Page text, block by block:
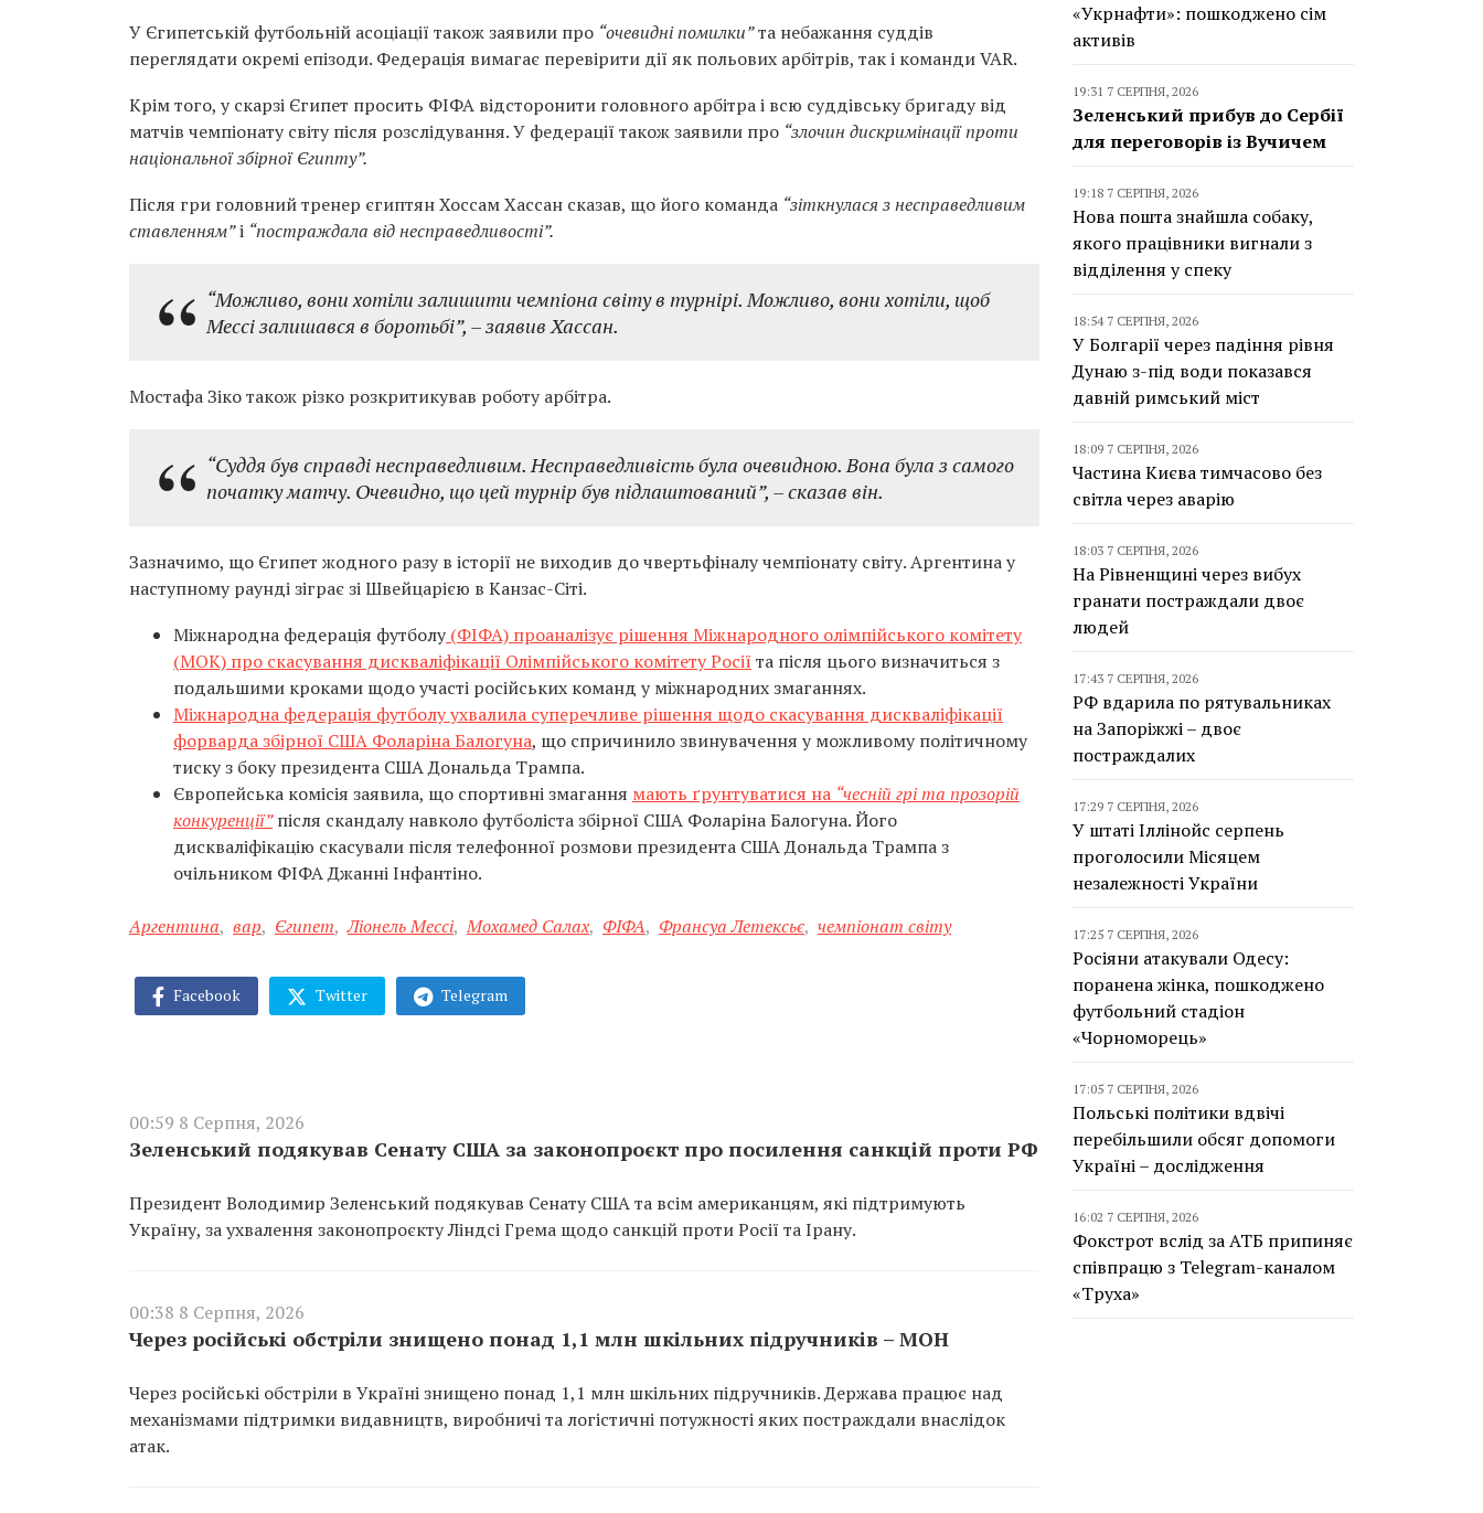
У Єгипетській футбольній асоціації також заявили про “очевидні помилки”та небажання суддів
переглядати окремі епізоди. Федерація вимагає перевірити дії як польових арбітрів, так і команди VAR.
Крім того, у скарзі Єгипет просить ФІФА відсторонити головного арбітра і всю суддівську бригаду від
матчів чемпіонату світу після розслідування. У федерації також заявили про “злочин дискримінації проти
національної збірної Єгипту”.
Після гри головний тренер єгиптян Хоссам Хассан сказав, що його команда “зіткнулася з несправедливим
ставленням”і “постраждала від несправедливості”.
“Можливо, вони хотіли залишити чемпіона світу в турнірі. Можливо, вони хотіли, щоб
Мессі залишався в боротьбі”, – заявив Хассан.
Мостафа Зіко також різко розкритикував роботу арбітра.
“Суддя був справді несправедливим. Несправедливість була очевидною. Вона була з самого
початку матчу. Очевидно, що цей турнір був підлаштований”, – сказав він.
Зазначимо, що Єгипет жодного разу в історії не виходив до чвертьфіналу чемпіонату світу. Аргентина у
наступному раунді зіграє зі Швейцарією в Канзас-Сіті.
Міжнародна федерація футболу(ФІФА) проаналізує рішення Міжнародного олімпійського комітету
(МОК) про скасування дискваліфікації Олімпійського комітету Росії та після цього визначиться з
подальшими кроками щодо участі російських команд у міжнародних змаганнях.
Міжнародна федерація футболу ухвалила суперечливе рішення щодо скасування дискваліфікації
форварда збірної США Фоларіна Балогуна, що спричинило звинувачення у можливому політичному
тиску з боку президента США Дональда Трампа.
Європейська комісія заявила, що спортивні змагання мають ґрунтуватися на “чесній грі та прозорій
конкуренції”після скандалу навколо футболіста збірної США Фоларіна Балогуна. Його
дискваліфікацію скасували після телефонної розмови президента США Дональда Трампа з
очільником ФІФА Джанні Інфантіно.
Аргентина, вар, Єгипет, Ліонель Мессі, Мохамед Салах, ФІФА, Франсуа Летексьє, чемпіонат світу
Facebook Twitter Telegram
00:59 8 Серпня, 2026
Зеленський подякував Сенату США за законопроєкт про посилення санкцій проти РФ
Президент Володимир Зеленський подякував Сенату США та всім американцям, які підтримують
Україну, за ухвалення законопроєкту Ліндсі Грема щодо санкцій проти Росії та Ірану.
00:38 8 Серпня, 2026
Через російські обстріли знищено понад 1,1 млн шкільних підручників – МОН
Через російські обстріли в Україні знищено понад 1,1 млн шкільних підручників. Держава працює над
механізмами підтримки видавництв, виробничі та логістичні потужності яких постраждали внаслідок
атак.
«Укрнафти»: пошкоджено сім
активів
19:31 7 СЕРПНЯ, 2026
Зеленський прибув до Сербії
для переговорів із Вучичем
19:18 7 СЕРПНЯ, 2026
Нова пошта знайшла собаку,
якого працівники вигнали з
відділення у спеку
18:54 7 СЕРПНЯ, 2026
У Болгарії через падіння рівня
Дунаю з-під води показався
давній римський міст
18:09 7 СЕРПНЯ, 2026
Частина Києва тимчасово без
світла через аварію
18:03 7 СЕРПНЯ, 2026
На Рівненщині через вибух
гранати постраждали двоє
людей
17:43 7 СЕРПНЯ, 2026
РФ вдарила по рятувальниках
на Запоріжжі – двоє
постраждалих
17:29 7 СЕРПНЯ, 2026
У штаті Іллінойс серпень
проголосили Місяцем
незалежності України
17:25 7 СЕРПНЯ, 2026
Росіяни атакували Одесу:
поранена жінка, пошкоджено
футбольний стадіон
«Чорноморець»
17:05 7 СЕРПНЯ, 2026
Польські політики вдвічі
перебільшили обсяг допомоги
Україні – дослідження
16:02 7 СЕРПНЯ, 2026
Фокстрот вслід за АТБ припиняє
співпрацю з Telegram-каналом
«Труха»